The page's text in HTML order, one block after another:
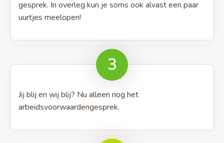
gesprek. In overleg kun je soms ook alvast een paar
uurtjes meelopen!
3
Jij blij en wij blij? Nu alleen nog het
arbeidsvoorwaardengesprek.